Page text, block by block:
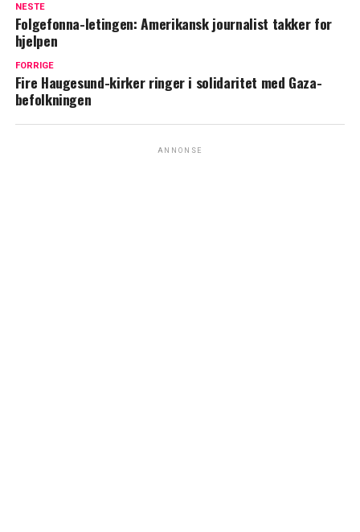
NESTE
Folgefonna-letingen: Amerikansk journalist takker for
hjelpen
FORRIGE
Fire Haugesund-kirker ringer i solidaritet med Gaza-
befolkningen
ANNONSE